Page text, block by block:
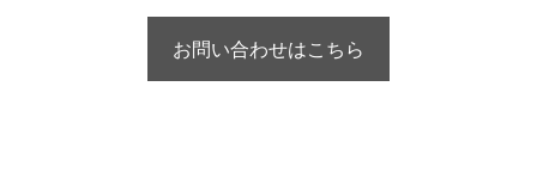
お問い合わせはこちら